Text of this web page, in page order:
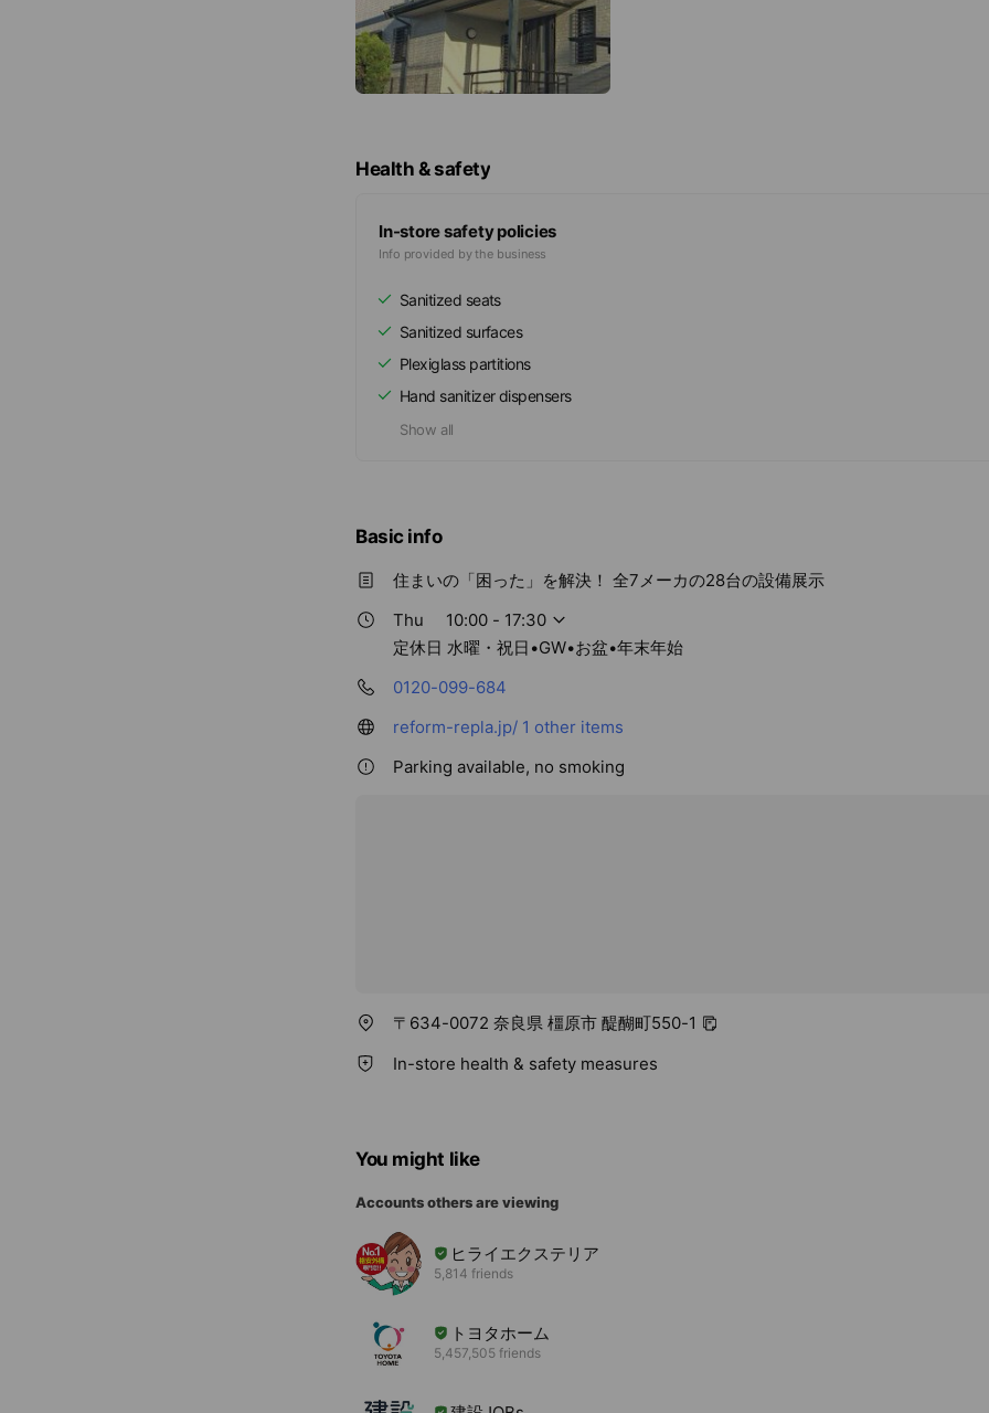
Health & safety
In-store safety policies
Info provided by the business
Sanitized seats
Sanitized surfaces
Plexiglass partitions
Hand sanitizer dispensers
Show all
Basic info
住まいの「困った」を解決！ 全7メーカの28台の設備展示
Thu
10:00 - 17:30
定休日 水曜・祝日•GW•お盆•年末年始
0120-099-684
reform-repla.jp/ 1 other items
Parking available, no smoking
〒634-0072 奈良県 橿原市 醍醐町550-1
In-store health & safety measures
You might like
Accounts others are viewing
ヒライエクステリア
5,814 friends
トヨタホーム
5,457,505 friends